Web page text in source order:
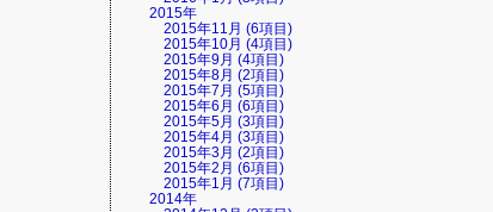
2015年
2015年11月 (6項目)
2015年10月 (4項目)
2015年9月 (4項目)
2015年8月 (2項目)
2015年7月 (5項目)
2015年6月 (6項目)
2015年5月 (3項目)
2015年4月 (3項目)
2015年3月 (2項目)
2015年2月 (6項目)
2015年1月 (7項目)
2014年